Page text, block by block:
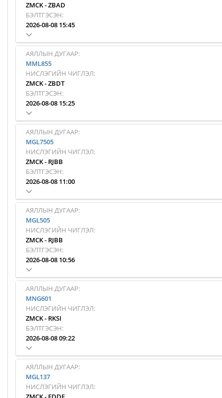
ZMCK-ZBAD
БЭЛТГЭСЭН:
2026-08-08 15:45
АЯЛЛЫН ДУГААР:
MML855
НИСЛЭГИЙН ЧИГЛЭЛ:
ZMCK-ZBDT
БЭЛТГЭСЭН:
2026-08-08 15:25
АЯЛЛЫН ДУГААР:
MGL7505
НИСЛЭГИЙН ЧИГЛЭЛ:
ZMCK- RJBB
БЭЛТГЭСЭН:
2026-08-08 11:00
АЯЛЛЫН ДУГААР:
MGL505
НИСЛЭГИЙН ЧИГЛЭЛ:
ZMCK- RJBB
БЭЛТГЭСЭН:
2026-08-08 10:56
АЯЛЛЫН ДУГААР:
MNG601
НИСЛЭГИЙН ЧИГЛЭЛ:
ZMCK- RKSI
БЭЛТГЭСЭН:
2026-08-08 09:22
АЯЛЛЫН ДУГААР:
MGL137
НИСЛЭГИЙН ЧИГЛЭЛ: